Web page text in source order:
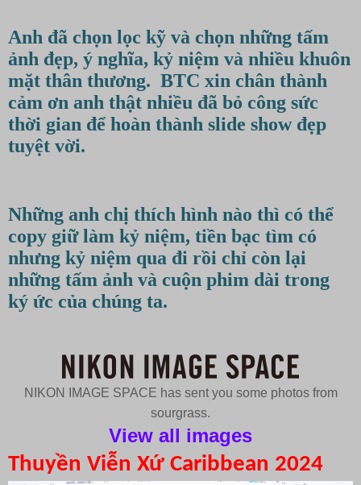
Anh đã chọn lọc kỹ và chọn những tấm
ảnh đẹp, ý nghĩa, kỷ niệm và nhiều khuôn
mặt thân thương. BTC xin chân thành
cảm ơn anh thật nhiều đã bỏ công sức
thời gian để hoàn thành slide show đẹp
tuyệt vời.
Những anh chị thích hình nào thì có thể
copy giữ làm kỷ niệm, tiền bạc tìm có
nhưng kỷ niệm qua đi rồi chỉ còn lại
những tấm ảnh và cuộn phim dài trong
ký ức của chúng ta.
NIKON IMAGE SPACE has sent you some photos from
sourgrass.
View all images
Thuyền Viễn Xứ Caribbean 2024